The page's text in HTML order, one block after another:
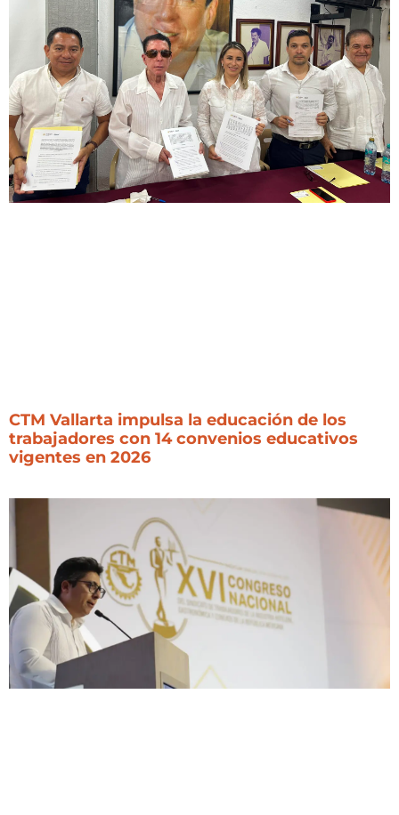
CTM Vallarta impulsa la educación de los
trabajadores con 14 convenios educativos
vigentes en 2026